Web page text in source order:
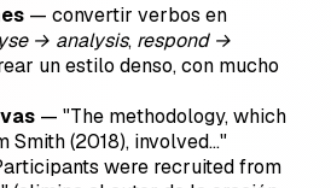
— convertir verbos en
→ analysis, respond →
un estilo denso, con mucho
— "The methodology, which
Smith (2018), involved…"
were recruited from